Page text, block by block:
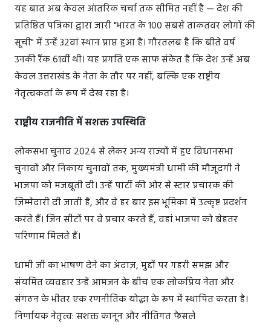
यह बात अब केवल आंतरिक चर्चा तक सीमित नहीं है — देश की
प्रतिष्ठित पत्रिका द्वारा जारी "भारत के 100 सबसे ताकतवर लोगों की
सूची" में उन्हें 32वां स्थान प्राप्त हुआ है। गौरतलब है कि बीते वर्ष
उनकी रैंक 61वीं थी। यह प्रगति एक साफ संकेत है कि देश उन्हें अब
केवल उत्तराखंड के नेता के तौर पर नहीं, बल्कि एक राष्ट्रीय
नेतृत्वकर्ता के रूप में देख रहा है।
राष्ट्रीय राजनीति में सशक्त उपस्थिति
लोकसभा चुनाव 2024 से लेकर अन्य राज्यों में हुए विधानसभा
चुनावों और निकाय चुनावों तक, मुख्यमंत्री धामी की मौजूदगी ने
भाजपा को मजबूती दी। उन्हें पार्टी की ओर से स्टार प्रचारक की
ज़िम्मेदारी दी जाती है, और वे हर बार इस भूमिका में उत्कृष्ट प्रदर्शन
करते हैं। जिन सीटों पर वे प्रचार करते हैं, वहां भाजपा को बेहतर
परिणाम मिलते हैं।
धामी जी का भाषण देने का अंदाज़, मुद्दों पर गहरी समझ और
संयमित व्यवहार उन्हें आमजन के बीच एक लोकप्रिय नेता और
संगठन के भीतर एक रणनीतिक योद्धा के रूप में स्थापित करता है।
निर्णायक नेतृत्व: सशक्त कानून और नीतिगत फैसले